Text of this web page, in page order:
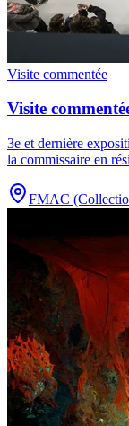
Visite commentée
Visite
3e et dernière
la commissaire en
FMAC